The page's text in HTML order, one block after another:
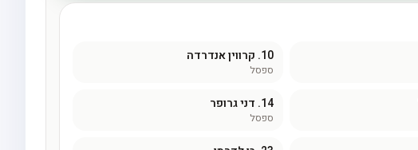
10. קרווין אנדרדה
ספסל
14. דני גרופר
ספסל